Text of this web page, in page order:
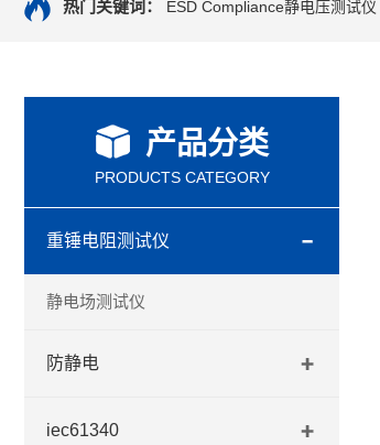
热门关键词： ESD Compliance静电压测试仪
产品分类
PRODUCTS CATEGORY
重锤电阻测试仪
静电场测试仪
防静电
iec61340